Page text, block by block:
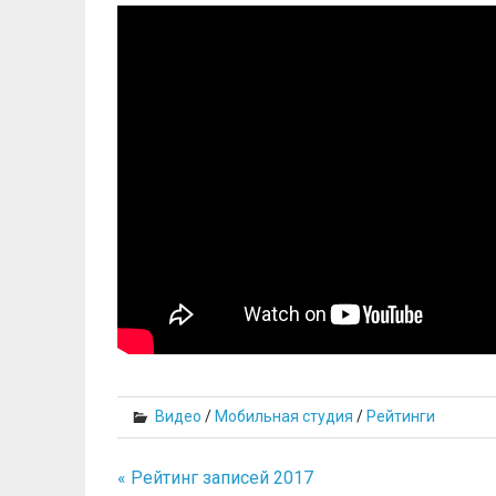
Видео / Мобильная студия / Рейтинги
« Рейтинг записей 2017